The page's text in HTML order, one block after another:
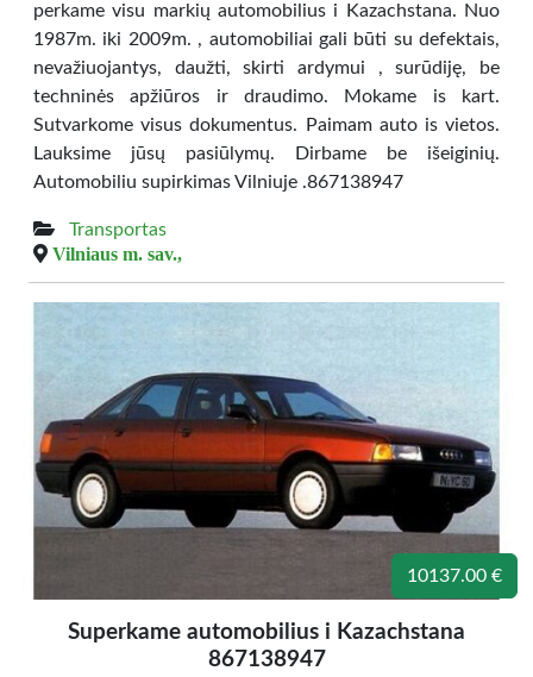
perkame visu markių automobilius i Kazachstana. Nuo
1987m. iki 2009m. , automobiliai gali būti su defektais,
nevažiuojantys, daužti, skirti ardymui , surūdiję, be
techninės apžiūros ir draudimo. Mokame is kart.
Sutvarkome visus dokumentus. Paimam auto is vietos.
Lauksime jūsų pasiūlymų. Dirbame be išeiginių.
Automobiliu supirkimas Vilniuje .867138947
Transportas
Vilniaus m. sav.,
10137.00 €
Superkame automobilius i Kazachstana
867138947